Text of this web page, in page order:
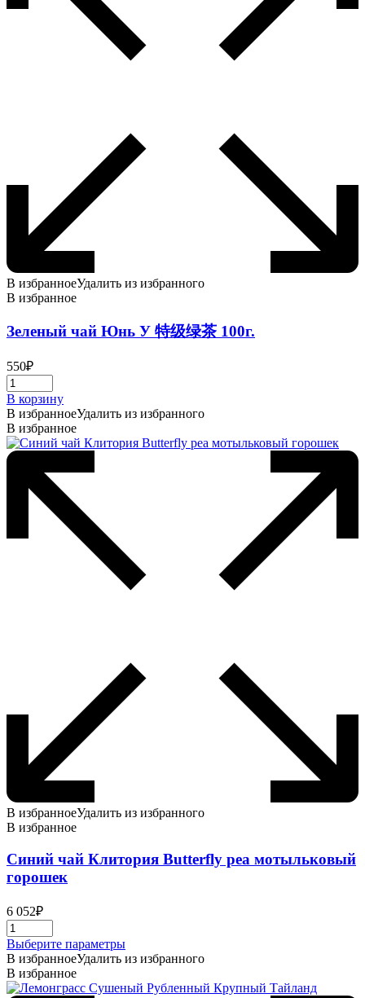
В избранноеУдалить из избранного
В избранное
Зеленый чай Юнь У 特级绿茶 100г.
550₽
В корзину
В избранноеУдалить из избранного
В избранное
В избранноеУдалить из избранного
В избранное
Синий чай Клитория Butterfly pea мотыльковый
горошек
6 052₽
Выберите параметрыЭтот
товар
несколько
В избранноеУдалить из избранного
В избранное